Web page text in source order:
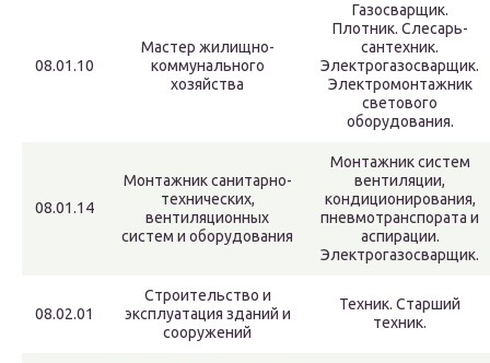
08.01.10
Мастер жилищно-
коммунального
хозяйства
Газосварщик.
Плотник. Слесарь-
сантехник.
Электрогазосварщик.
Электромонтажник
светового
оборудования.
08.01.14
Монтажник санитарно-
технических,
вентиляционных
систем и оборудования
Монтажник систем
вентиляции,
кондиционирования,
пневмотранспората и
аспирации.
Электрогазосварщик.
08.02.01
Строительство и
эксплуатация зданий и
сооружений
Техник. Старший
техник.